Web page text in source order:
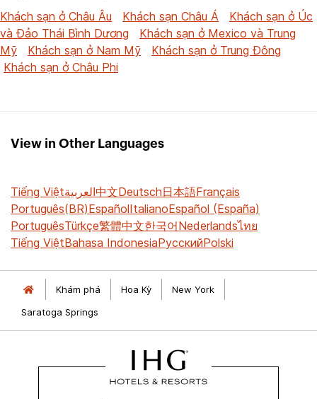
Khách sạn ở Châu Âu
Khách sạn Châu Á
Khách sạn ở Úc
và Đảo Thái Bình Dương
Khách sạn ở Mexico và Trung
Mỹ
Khách sạn ở Nam Mỹ
Khách sạn ở Trung Đông
Khách sạn ở Châu Phi
View in Other Languages
Tiếng Việtالعربية中文Deutsch日本語Français
Português(BR)EspañolItalianoEspañol (España)
PortuguêsTürkçe繁體中文한국어Nederlandsไทย
Tiếng ViệtBahasa IndonesiaРусскийPolski
Khám phá Hoa Kỳ
New York
Saratoga Springs